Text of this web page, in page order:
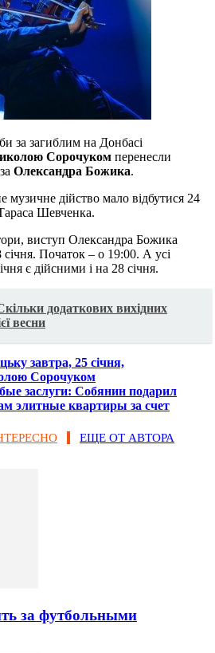
за загиблим на Донбасі
Сорочуком перенесли
Олександра Божика.
дійство мало відбутися 24
Шевченка.
виступ Олександра Божика
січня. Початок – о 19:00. А усі
є дійсними і на 28 січня.
додаткових вихідних
весни
завтра, 25 січня,
Сорочуком
заслуги: Собянин подарил
элитные квартиры за счет
ЕЩЕ ОТ АВТОРА
за футбольными